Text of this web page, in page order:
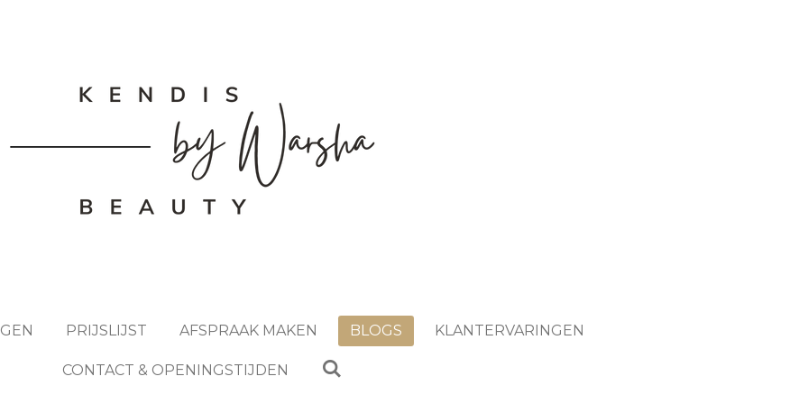
PRIJSLIJST AFSPRAAK MAKEN BLOGS KLANTERVARINGEN
CONTACT & OPENINGSTIJDEN